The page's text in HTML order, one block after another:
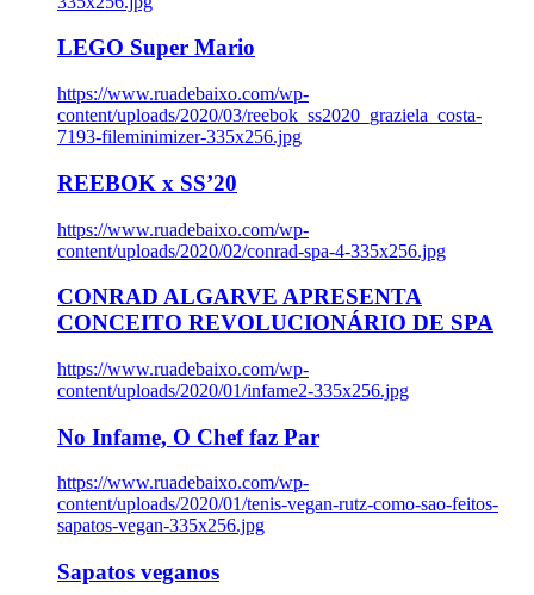
LEGO Super Mario
https://www.ruadebaixo.com/wp-
content/uploads/2020/03/reebok_ss2020_graziela_costa-
7193-fileminimizer-335x256.jpg
REEBOK x SS’20
https://www.ruadebaixo.com/wp-
content/uploads/2020/02/conrad-spa-4-335x256.jpg
CONRAD ALGARVE APRESENTA
CONCEITO REVOLUCIONÁRIO DE SPA
https://www.ruadebaixo.com/wp-
content/uploads/2020/01/infame2-335x256.jpg
No Infame, O Chef faz Par
https://www.ruadebaixo.com/wp-
content/uploads/2020/01/tenis-vegan-rutz-como-sao-feitos-
sapatos-vegan-335x256.jpg
Sapatos veganos